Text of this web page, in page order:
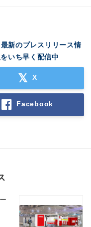
新のプレスリリース情
いち早く配信中
X
Facebook